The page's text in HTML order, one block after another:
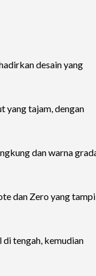
desain yang
yang tajam, dengan
dan warna
dan Zero yang
tengah, kemudian